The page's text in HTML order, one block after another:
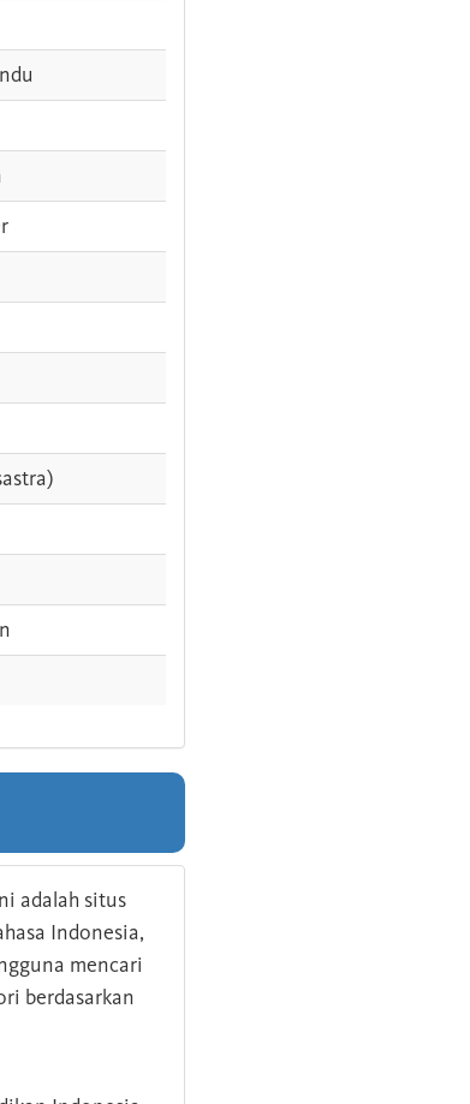
adalah situs
Indonesia,
mencari
berdasarkan